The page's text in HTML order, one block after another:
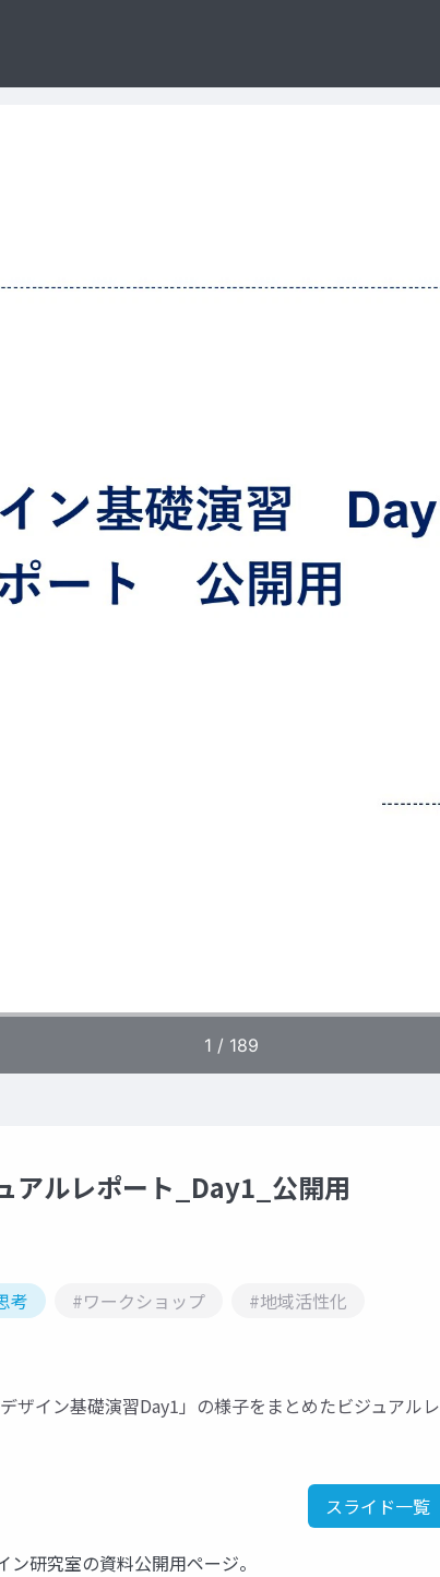
アルレポート_Day1_公開用
考 #ワークショップ #地域活性化
ザイン基礎演習Day1」の様子をまとめたビジュアルレ
スライド一覧
研究室の資料公開用ページ。